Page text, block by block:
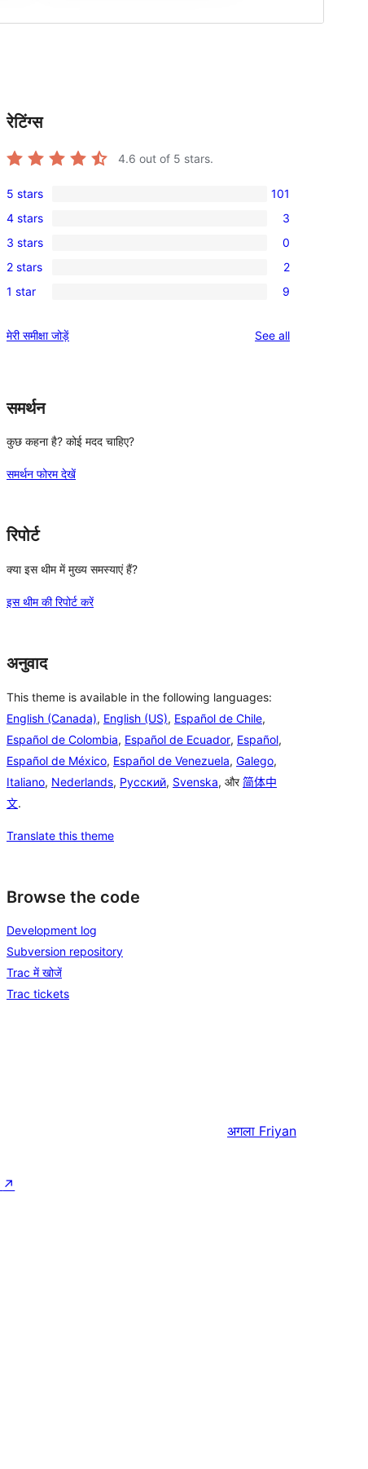
रेटिंग्स
4.6 out of 5 stars.
101
5-
star
reviews
5 stars 101
3
4-
star
reviews
4 stars 3
0
3-
star
3 stars 0
2
2-
reviews
2 stars 2
9
star
1 star 9
मेरी समीक्षा जोड़ें See allreviews
समर्थन
कुछ कहना है? कोई मदद चाहिए?
समर्थन फोरम देखें
रिपोर्ट
क्या इस थीम में मुख्य समस्याएं हैं?
इस थीम की रिपोर्ट करें
अनुवाद
This theme is available in the following languages:
English (Canada), English (US), Español de Chile,
Español de Colombia, Español de Ecuador, Español,
Español de México, Español de Venezuela, Galego,
Italiano, Nederlands, Русский, Svenska, और简体中
文.
Translate this theme
Browse the code
Development log
Subversion repository
Trac में खोजें
Trac tickets
अगला Friyan
↗